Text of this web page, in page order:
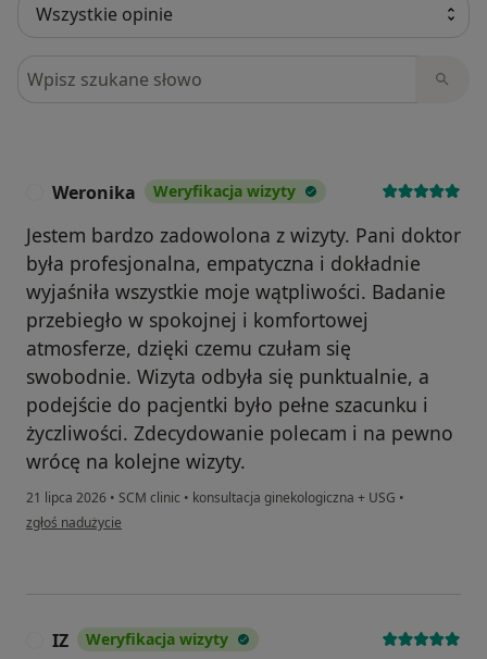
Szukaj w opiniach
Weronika Weryfikacja wizyty
Jestem bardzo zadowolona z wizyty. Pani doktor
była profesjonalna, empatyczna i dokładnie
wyjaśniła wszystkie moje wątpliwości. Badanie
przebiegło w spokojnej i komfortowej
atmosferze, dzięki czemu czułam się
swobodnie. Wizyta odbyła się punktualnie, a
podejście do pacjentki było pełne szacunku i
życzliwości. Zdecydowanie polecam i na pewno
wrócę na kolejne wizyty.
21 lipca 2026 • SCM clinic • konsultacja ginekologiczna + USG •
w opinii użytkownika Weronika
zgłoś nadużycie
IZ Weryfikacja wizyty